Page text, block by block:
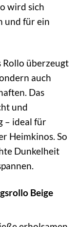
wird sich
und für ein
Rollo überzeugt
auch
Das
und
– ideal für
Heimkinos. So
Dunkelheit
Beige